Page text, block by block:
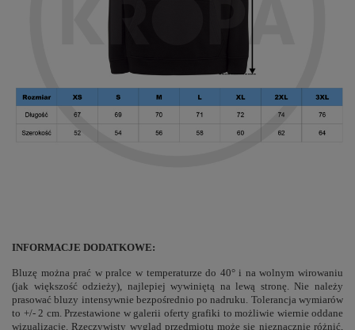
INFORMACJE DODATKOWE:
Bluzę można prać w pralce w temperaturze do 40° i na wolnym wirowaniu
(jak większość odzieży), najlepiej wywiniętą na lewą stronę. Nie należy
prasować bluzy intensywnie bezpośrednio po nadruku. Tolerancja wymiarów
to +/- 2 cm. Przestawione w galerii oferty grafiki to możliwie wiernie oddane
wizualizacje. Rzeczywisty wygląd przedmiotu może się nieznacznie różnić,